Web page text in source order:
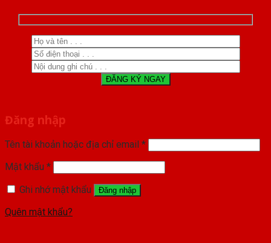
Đăng nhập
Tên tài khoản hoặc địa chỉ email *
Mật khẩu *
Ghi nhớ mật khẩu
Đăng nhập
Quên mật khẩu?